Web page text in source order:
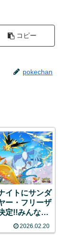
コピー
pokechan
イトにサンダ
ー・フリーザ
定!!みんなの
2026.02.20